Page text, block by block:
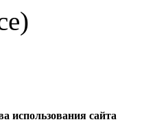
использования сайта